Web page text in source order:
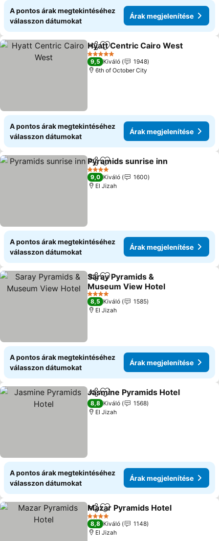
A pontos árak megtekintéséhez
válasszon dátumokat
Árak megjelenítése
Megosztás
Hozzáadás a kedvencekhez
Hyatt Centric Cairo West
5 Kategória
9,5 Kiváló
1948
6th of October City
A pontos árak megtekintéséhez
válasszon dátumokat
Árak megjelenítése
Megosztás
Hozzáadás a kedvencekhez
Pyramids sunrise inn
4 Kategória
9,0 Kiváló
1600
El Jizah
A pontos árak megtekintéséhez
válasszon dátumokat
Árak megjelenítése
Megosztás
Hozzáadás a kedvencekhez
Saray Pyramids &
Museum View Hotel
Árak megjelenítése
4 Kategória
8,5 Kiváló
1585
El Jizah
A pontos árak megtekintéséhez
válasszon dátumokat
Árak megjelenítése
Megosztás
Hozzáadás a kedvencekhez
Jasmine Pyramids Hotel
8,8 Kiváló
1568
El Jizah
A pontos árak megtekintéséhez
válasszon dátumokat
Árak megjelenítése
Megosztás
Hozzáadás a kedvencekhez
Mazar Pyramids Hotel
4 Kategória
8,8 Kiváló
1148
El Jizah